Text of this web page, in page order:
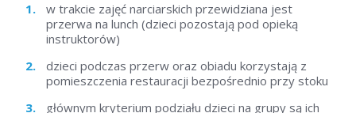
w trakcie zajęć narciarskich przewidziana jest
przerwa na lunch (dzieci pozostają pod opieką
instruktorów)
dzieci podczas przerw oraz obiadu korzystają z
pomieszczenia restauracji bezpośrednio przy stoku
głównym kryterium podziału dzieci na grupy są ich